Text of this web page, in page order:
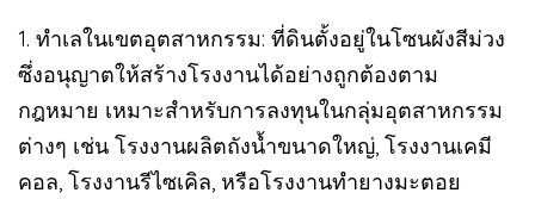
1. ทำเลในเขตอุตสาหกรรม: ที่ดินตั้งอยู่ในโซนผังสีม่วง
ซึ่งอนุญาตให้สร้างโรงงานได้อย่างถูกต้องตาม
กฎหมาย เหมาะสำหรับการลงทุนในกลุ่มอุตสาหกรรม
ต่างๆ เช่น โรงงานผลิตถังน้ำขนาดใหญ่, โรงงานเคมี
คอล, โรงงานรีไซเคิล, หรือโรงงานทำยางมะตอย